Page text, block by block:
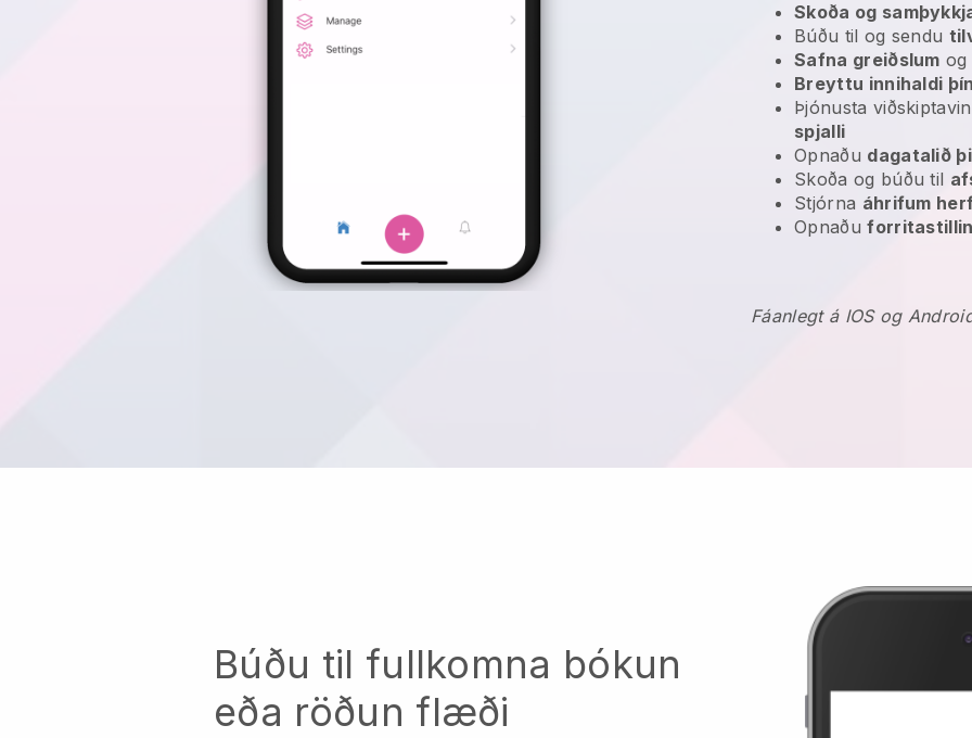
Skoða og
Búðu til og sendu
Safna greiðslum
Breyttu innihaldi
Þjónusta
spjalli
Opnaðu dagatalið
Skoða og búðu til
Stjórna áhrifum
Opnaðu
Fáanlegt á IOS og
Búðu til fullkomna bókun
eða röðun flæði